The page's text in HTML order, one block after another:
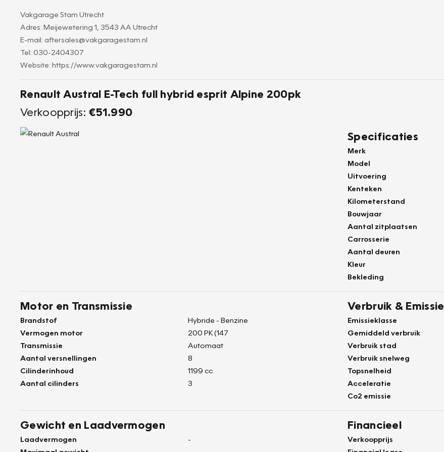
Vakgarage Stam Utrecht
Adres: Meijewetering 1, 3543 AA Utrecht
E-mail: aftersales@vakgaragestam.nl
Tel: 030-2404307
Website: https://www.vakgaragestam.nl
Renault Austral E-Tech full hybrid esprit Alpine 200pk
Verkoopprijs: €51.990
Specificaties
Merk
Model
Uitvoering
Kenteken
Kilometerstand
Bouwjaar
Aantal zitplaatsen
Carrosserie
Aantal deuren
Kleur
Bekleding
Motor en Transmissie
Brandstof
Hybride - Benzine
Vermogen motor
200 PK (147
Transmissie
Automaat
Aantal versnellingen
8
Cilinderinhoud
1199 cc
Aantal cilinders
3
Verbruik & Emissie
Emissieklasse
Gemiddeld verbruik
Verbruik stad
Verbruik snelweg
Topsnelheid
Acceleratie
Co2 emissie
Gewicht en Laadvermogen
Laadvermogen
-
Financieel
Verkoopprijs